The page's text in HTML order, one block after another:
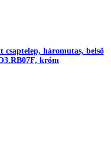
háromutas, belső
króm